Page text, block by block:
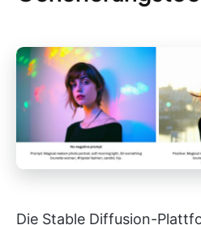
Die Stable Diffusion-